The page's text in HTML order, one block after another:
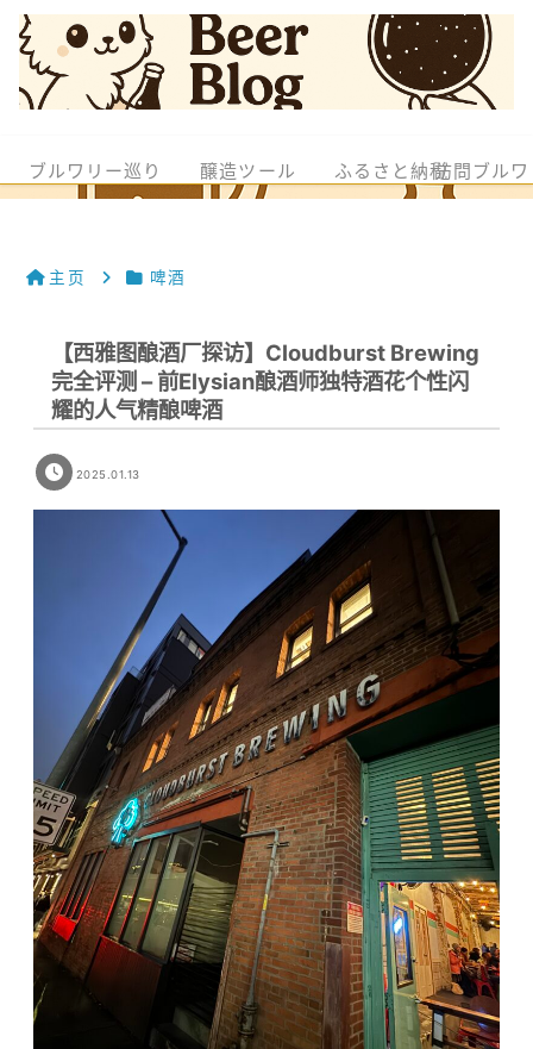
ブルワリー巡り 醸造ツール ふるさと納税訪問ブル
主页 啤酒
【西雅图酿酒厂探访】Cloudburst Brewing
完全评测 – 前Elysian酿酒师独特酒花个性闪
耀的人气精酿啤酒
2025.01.13